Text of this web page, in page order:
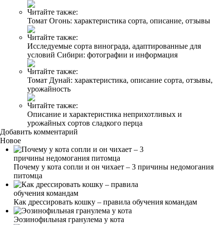
Читайте также:
Томат Огонь: характеристика сорта, описание, отзывы
Читайте также:
Исследуемые сорта винограда, адаптированные для
условий Сибири: фотографии и информация
Читайте также:
Томат Дунай: характеристика, описание сорта, отзывы,
урожайность
Читайте также:
Описание и характеристика неприхотливых и
урожайных сортов сладкого перца
Добавить комментарий
Новое
Почему у кота сопли и он чихает – 3 причины недомогания
питомца
Как дрессировать кошку – правила обучения командам
Эозинофильная гранулема у кота